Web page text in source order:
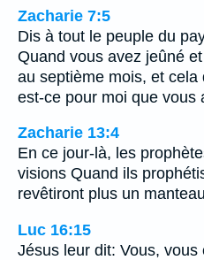
Zacharie 7:5
Dis à tout le peuple du
Quand vous avez jeûné
au septième mois, et
est-ce pour moi que vous
Zacharie 13:4
En ce jour-là, les
visions Quand ils
revêtiront plus un
Luc 16:15
Jésus leur dit: Vous,